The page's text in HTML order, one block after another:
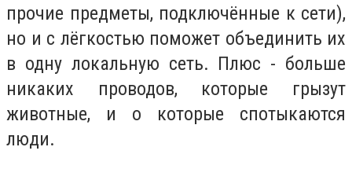
прочие предметы, подключённые к сети),
но и с лёгкостью поможет объединить их
в одну локальную сеть. Плюс - больше
никаких проводов, которые грызут
животные, и о которые спотыкаются
люди.